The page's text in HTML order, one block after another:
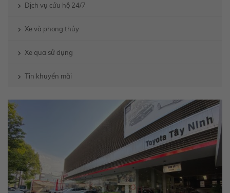
Dịch vụ cứu hộ 24/7
Xe và phong thủy
Xe qua sử dụng
Tin khuyến mãi